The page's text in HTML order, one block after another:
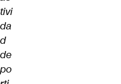
tivi
da
d
de
po